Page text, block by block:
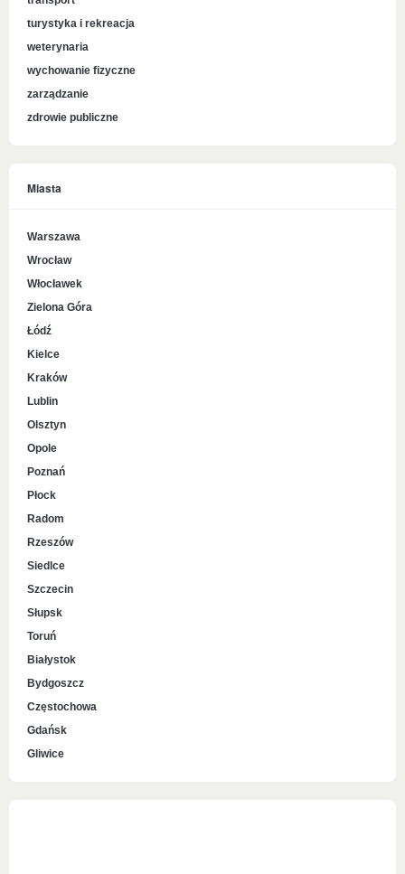
turystyka i rekreacja
weterynaria
wychowanie fizyczne
zarządzanie
zdrowie publiczne
Miasta
Warszawa
Wrocław
Włocławek
Zielona Góra
Łódź
Kielce
Kraków
Lublin
Olsztyn
Opole
Poznań
Płock
Radom
Rzeszów
Siedlce
Szczecin
Słupsk
Toruń
Białystok
Bydgoszcz
Częstochowa
Gdańsk
Gliwice